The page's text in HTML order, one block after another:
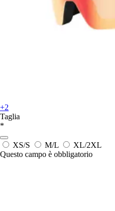
+2
Taglia
*
XS/S M/L
XL/2XL
Questo campo è obbligatorio